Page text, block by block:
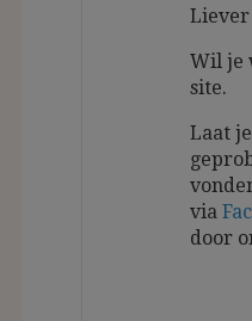
Liever
Wil je
site.
Laat
via
door